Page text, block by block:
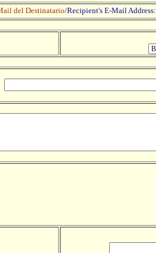
del Destinatario/Recipient's E-Mail Address: